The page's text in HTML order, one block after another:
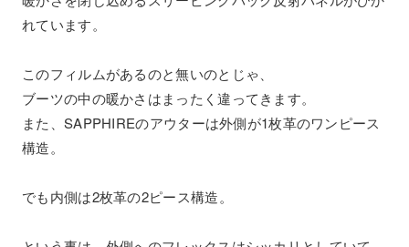
れています。
このフィルムがあるのと無いのとじゃ、
ブーツの中の暖かさはまったく違ってきます。
また、SAPPHIREのアウターは外側が1枚革のワンピース
構造。
でも内側は2枚革の2ピース構造。